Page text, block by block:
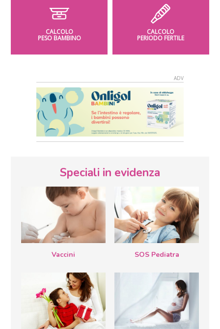
CALCOLO
PESO BAMBINO
CALCOLO
PERIODO FERTILE
Speciali in evidenza
Vaccini SOS Pediatra